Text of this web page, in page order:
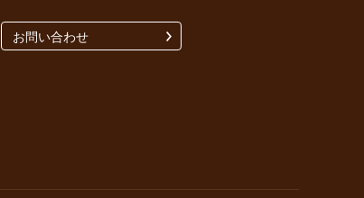
お問い合わせ